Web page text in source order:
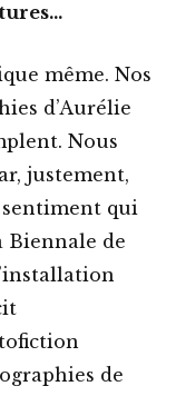
même. Nos
d’Aurélie
Nous
justement,
sentiment qui
Biennale de
de